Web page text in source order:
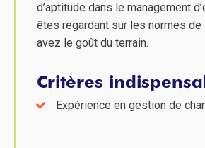
d’aptitude dans le management
êtes regardant sur les normes
avez le goût du terrain.
Critères
Expérience en gestion de